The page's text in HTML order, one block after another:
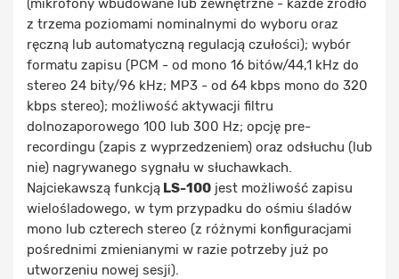
(mikrofony wbudowane lub zewnętrzne - każde źródło
z trzema poziomami nominalnymi do wyboru oraz
ręczną lub automatyczną regulacją czułości); wybór
formatu zapisu (PCM - od mono 16 bitów/44,1 kHz do
stereo 24 bity/96 kHz; MP3 - od 64 kbps mono do 320
kbps stereo); możliwość aktywacji filtru
dolnozaporowego 100 lub 300 Hz; opcję pre-
recordingu (zapis z wyprzedzeniem) oraz odsłuchu (lub
nie) nagrywanego sygnału w słuchawkach.
Najciekawszą funkcją LS-100 jest możliwość zapisu
wielośladowego, w tym przypadku do ośmiu śladów
mono lub czterech stereo (z różnymi konfiguracjami
pośrednimi zmienianymi w razie potrzeby już po
utworzeniu nowej sesji).